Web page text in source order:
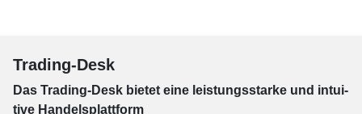
Trading-Desk
Das Trading-Desk bie­tet eine leis­tungs­star­ke und in­tui­
tive Han­dels­platt­form